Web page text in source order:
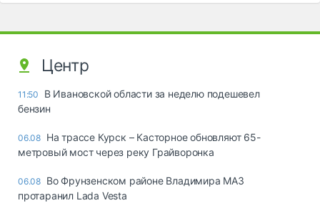
Центр
11:50
В Ивановской области за неделю подешевел
бензин
06.08 На трассе Курск – Касторное обновляют 65-
метровый мост через реку Грайворонка
06.08 Во Фрунзенском районе Владимира МАЗ
протаранил Lada Vesta